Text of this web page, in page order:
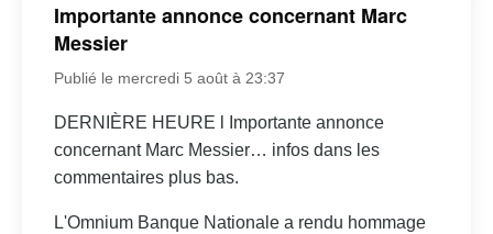
Importante annonce concernant Marc
Messier
Publié le mercredi 5 août à 23:37
DERNIÈRE HEURE l Importante annonce
concernant Marc Messier… infos dans les
commentaires plus bas.
L'Omnium Banque Nationale a rendu hommage